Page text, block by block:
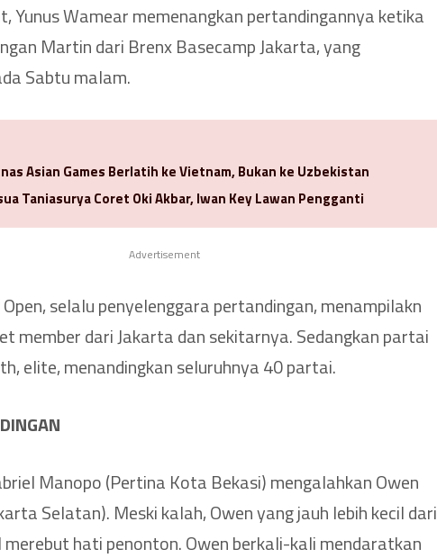
Yunus Wamear memenangkan pertandingannya ketika
Martin dari Brenx Basecamp Jakarta, yang
Sabtu malam.
Asian Games Berlatih ke Vietnam, Bukan ke Uzbekistan
Taniasurya Coret Oki Akbar, Iwan Key Lawan Pengganti
Advertisement
selalu penyelenggara pertandingan, menampilakn
member dari Jakarta dan sekitarnya. Sedangkan partai
elite, menandingkan seluruhnya 40 partai.
Manopo (Pertina Kota Bekasi) mengalahkan Owen
Selatan). Meski kalah, Owen yang jauh lebih kecil dari
merebut hati penonton. Owen berkali-kali mendaratkan